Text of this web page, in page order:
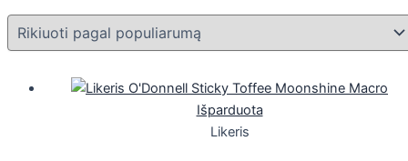
Išparduota
Likeris